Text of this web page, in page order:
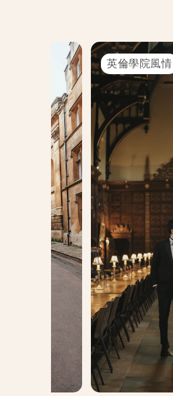
英倫學院風情